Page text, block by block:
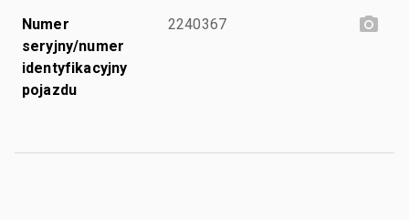
Numer
seryjny/numer
identyfikacyjny
pojazdu
2240367